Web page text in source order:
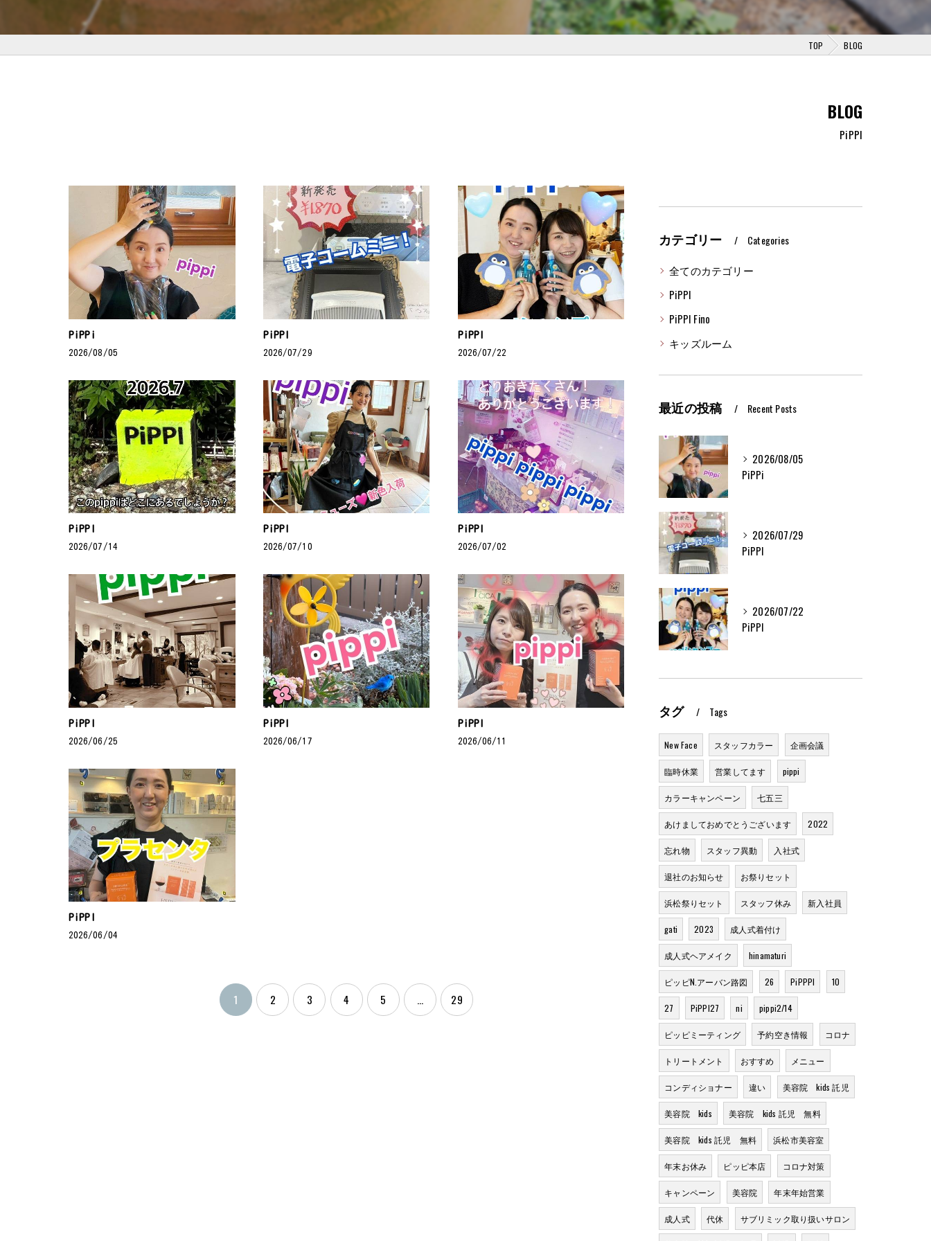
TOP BLOG
BLOG
PiPPI
PiPPi
2026/08/05
PiPPI
2026/07/29
PiPPI
2026/07/22
PiPPI
2026/07/14
PiPPI
2026/07/10
PiPPI
2026/07/02
PiPPI
2026/06/25
PiPPI
2026/06/17
PiPPI
2026/06/11
PiPPI
2026/06/04
1 2 3 4 5 ... 29
カテゴリー Categories
全てのカテゴリー
PiPPI
PiPPI Fino
キッズルーム
最近の投稿 Recent Posts
2026/08/05
PiPPi
2026/07/29
PiPPI
2026/07/22
PiPPI
タグ Tags
New Face スタッフカラー 企画会議
臨時休業 営業してます pippi
カラーキャンペーン 七五三
あけましておめでとうございます 2022
忘れ物 スタッフ異動 入社式
退社のお知らせ お祭りセット
浜松祭りセット スタッフ休み 新入社員
gati 2023 成人式着付け
成人式ヘアメイク hinamaturi
ピッピN.アーバン路図 26 PiPPPI 10
27 PiPPI27 ni pippi2/14
ピッピミーティング 予約空き情報 コロナ
トリートメント おすすめ メニュー
コンディショナー 違い 美容院 kids 託児
美容院 kids 美容院 kids 託児 無料
美容院 kids 託児 無料 浜松市美容室
年末お休み ピッピ本店 コロナ対策
キャンペーン 美容院 年末年始営業
成人式 代休 サブリミック取り扱いサロン